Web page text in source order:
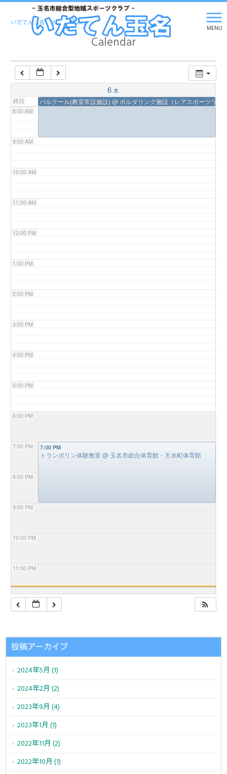
MENU
いだてん玉名 HOME > Calendar
Calendar
6 木
終日 パルクール(教室常設施設)@ ボルダリング施設（レアスポーツラボ
5:00 AM
7:00 AM
8:00 AM
9:00 AM
10:00 AM
11:00 AM
12:00 PM
1:00 PM
2:00 PM
3:00 PM
4:00 PM
5:00 PM
6:00 PM
7:00 PM
8:00 PM
9:00 PM
10:00 PM
11:00 PM
7:00 PM
トランポリン体験教室@ 玉名市総合体育館・天水町体育館
投稿アーカイブ
2024年5月 (1)
2024年2月 (2)
2023年9月 (4)
2023年1月 (1)
2022年11月 (2)
2022年10月 (1)